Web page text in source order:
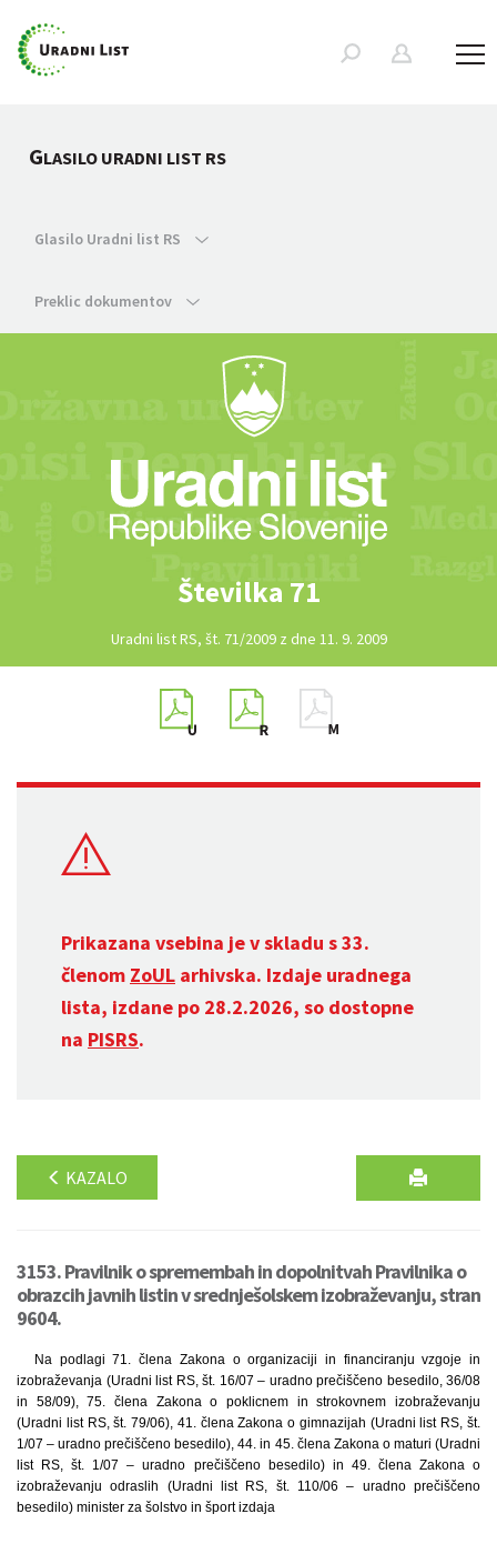
GLASILO URADNI LIST RS
Glasilo Uradni list RS
Preklic dokumentov
Številka 71
Uradni list RS, št. 71/2009 z dne 11. 9. 2009
Prikazana vsebina je v skladu s 33.
členom ZoUL arhivska. Izdaje uradnega
lista, izdane po 28.2.2026, so dostopne
na PISRS.
KAZALO
3153. Pravilnik o spremembah in dopolnitvah Pravilnika o
obrazcih javnih listin v srednješolskem izobraževanju, stran
9604.
Na podlagi 71. člena Zakona o organizaciji in financiranju vzgoje in
izobraževanja (Uradni list RS, št. 16/07 – uradno prečiščeno besedilo, 36/08
in 58/09), 75. člena Zakona o poklicnem in strokovnem izobraževanju
(Uradni list RS, št. 79/06), 41. člena Zakona o gimnazijah (Uradni list RS, št.
1/07 – uradno prečiščeno besedilo), 44. in 45. člena Zakona o maturi (Uradni
list RS, št. 1/07 – uradno prečiščeno besedilo) in 49. člena Zakona o
izobraževanju odraslih (Uradni list RS, št. 110/06 – uradno prečiščeno
besedilo) minister za šolstvo in šport izdaja